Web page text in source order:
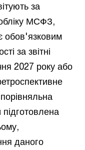
за
МСФЗ,
обов'язковим
за звітні
2027 року або
даного